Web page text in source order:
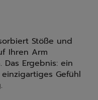
Stöße und
Ihren Arm
Ergebnis: ein
Gefühl